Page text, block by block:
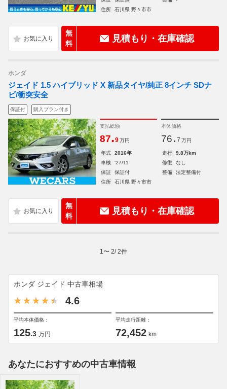
住所
石川県 野々市市
無
料
見積もり・在庫確認
ホンダ
ジェイド 1.5 ハイブリッド X 新品タイヤ/純正 8インチ SDナ
ビ/衝突安全
保証付 購入プラン付き
支払総額
87.9 万円
本体価格
76. 7 万円
年式 2016年 走行
9.8万km
車検
'27/11 修復
なし
保証
保証付 整備
法定整備付
住所
石川県 野々市市
無
料
見積もり・在庫確認
1 〜 2/2件
ホンダ ジェイド 中古車相場
4.6
平均本体価格：
125.3 万円
平均走行距離：
72,452 km
あなたにおすすめの中古車情報